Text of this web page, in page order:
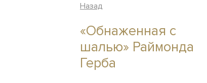
Назад
«Обнаженная с
шалью» Раймонда
Герба